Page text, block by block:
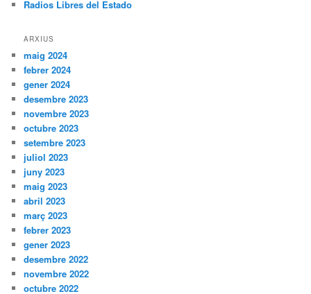
Radios Libres del Estado
ARXIUS
maig 2024
febrer 2024
gener 2024
desembre 2023
novembre 2023
octubre 2023
setembre 2023
juliol 2023
juny 2023
maig 2023
abril 2023
març 2023
febrer 2023
gener 2023
desembre 2022
novembre 2022
octubre 2022